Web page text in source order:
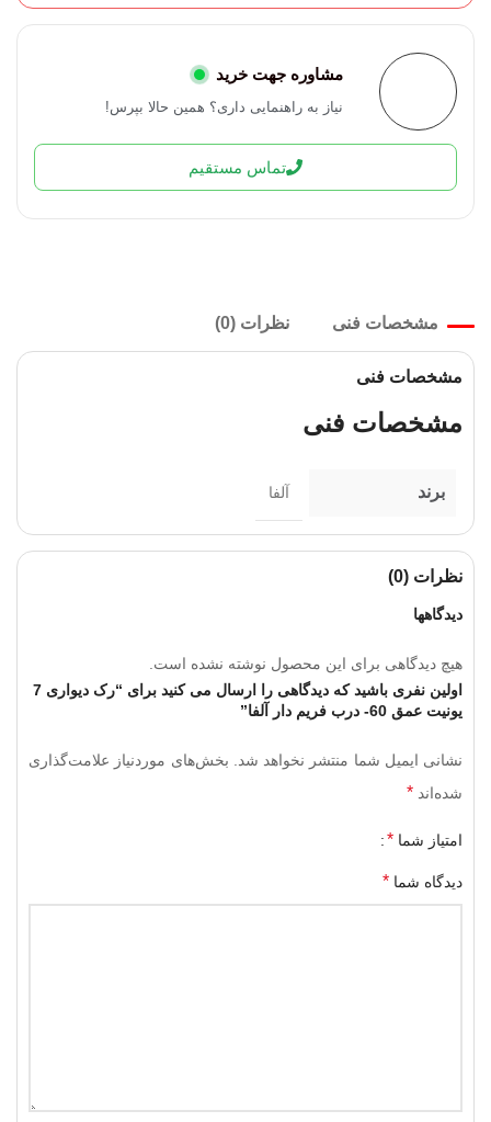
مشاوره جهت خرید
نیاز به راهنمایی داری؟ همین حالا بپرس!
تماس مستقیم
مشخصات فنی نظرات (0)
مشخصات فنی
مشخصات فنی
برند آلفا
نظرات (0)
دیدگاهها
هیچ دیدگاهی برای این محصول نوشته نشده است.
اولین نفری باشید که دیدگاهی را ارسال می کنید برای “رک دیواری 7
یونیت عمق 60- درب فریم دار آلفا”
نشانی ایمیل شما منتشر نخواهد شد. بخش‌های موردنیاز علامت‌گذاری
شده‌اند *
امتیاز شما *
دیدگاه شما *